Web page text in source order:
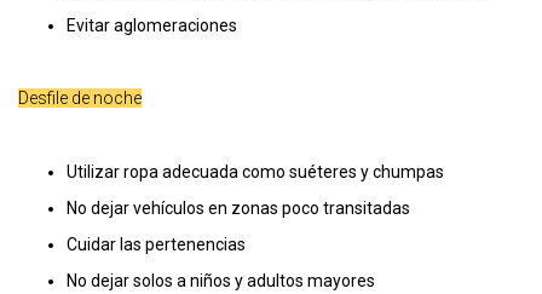
Evitar aglomeraciones
Desfile de noche
Utilizar ropa adecuada como suéteres y chumpas
No dejar vehículos en zonas poco transitadas
Cuidar las pertenencias
No dejar solos a niños y adultos mayores